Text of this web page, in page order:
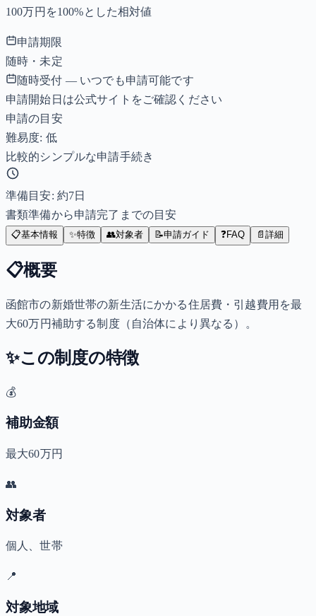
100万円を100%とした相対値
申請期限
随時・未定
随時受付 — いつでも申請可能です
申請開始日は公式サイトをご確認ください
申請の目安
難易度: 低
比較的シンプルな申請手続き
準備目安: 約7日
書類準備から申請完了までの目安
📋基本情報 ✨特徴 👥対象者 📝申請ガイド ❓FAQ 📄 詳細
📋概要
函館市の新婚世帯の新生活にかかる住居費・引越費用を最
大60万円補助する制度（自治体により異なる）。
✨この制度の特徴
💰
補助金額
最大60万円
👥
対象者
個人、世帯
📍
対象地域